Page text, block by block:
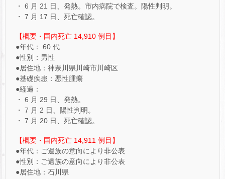
・ 6 月 21 日、発熱。市内病院で検査。陽性判明。
・ 7 月 17 日、死亡確認。
【概要・国内死亡 14,910 例目】
●年代： 60 代
●性別：男性
●居住地：神奈川県川崎市川崎区
●基礎疾患：悪性腫瘍
●経過：
・ 6 月 29 日、発熱。
・ 7 月 2 日、陽性判明。
・ 7 月 20 日、死亡確認。
【概要・国内死亡 14,911 例目】
●年代：ご遺族の意向により非公表
●性別：ご遺族の意向により非公表
●居住地：石川県